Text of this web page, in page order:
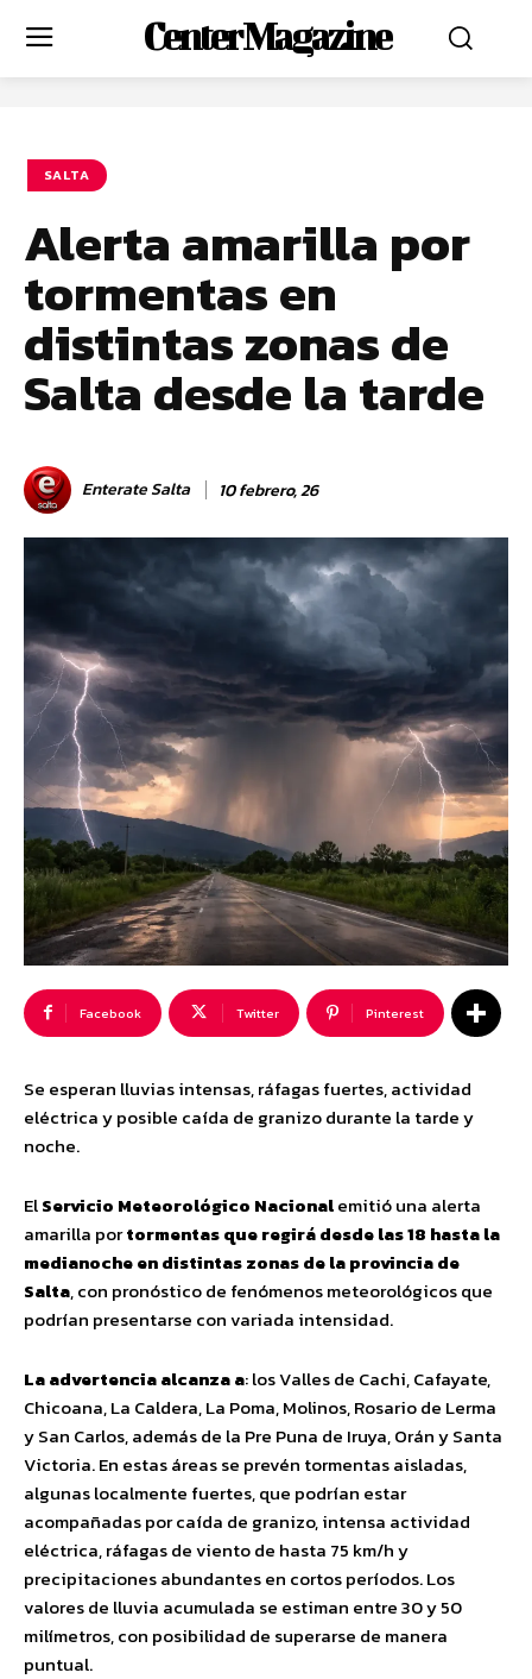
Center Magazine
SALTA
Alerta amarilla por
tormentas en
distintas zonas de
Salta desde la tarde
Enterate Salta 10 febrero, 26
Facebook Twitter Pinterest
Se esperan lluvias intensas, ráfagas fuertes, actividad
eléctrica y posible caída de granizo durante la tarde y
noche.
ElServicio Meteorológico Nacionalemitió una alerta
amarilla portormentas que regirá desde las 18 hasta la
medianoche en distintas zonas de la provincia de
Salta, con pronóstico de fenómenos meteorológicos que
podrían presentarse con variada intensidad.
La advertencia alcanza a: los Valles de Cachi, Cafayate,
Chicoana, La Caldera, La Poma, Molinos, Rosario de Lerma
y San Carlos, además de la Pre Puna de Iruya, Orán y Santa
Victoria. En estas áreas se prevén tormentas aisladas,
algunas localmente fuertes, que podrían estar
acompañadas por caída de granizo, intensa actividad
eléctrica, ráfagas de viento de hasta 75 km/h y
precipitaciones abundantes en cortos períodos. Los
valores de lluvia acumulada se estiman entre 30 y 50
milímetros, con posibilidad de superarse de manera
puntual.